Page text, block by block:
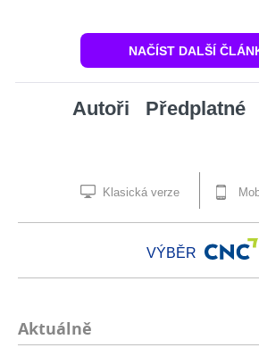
NAČÍST DALŠÍ
Autoři Předplatné
Klasická verze
VÝBĚR
Aktuálně